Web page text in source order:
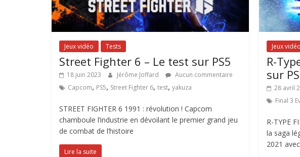
Jeux vidéo Tests
Street Fighter 6 – Le test sur PS5
18 juin 2023 Jérôme Joffard
Aucun commentaire
Capcom, PS5, Street Fighter 6, test, yakuza
STREET FIGHTER 6 1991 : révolution ! Capcom
chamboule l’industrie en dévoilant le premier grand jeu
de combat de l’histoire
Lire la suite
Jeux vidéo
R-
sur
28 avril
Final 3
R-TYPE
la saga
2021 avec